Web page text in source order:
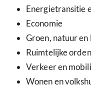
Energietransitie
Economie
Groen, natuur
Ruimtelijke
Verkeer en
Wonen en